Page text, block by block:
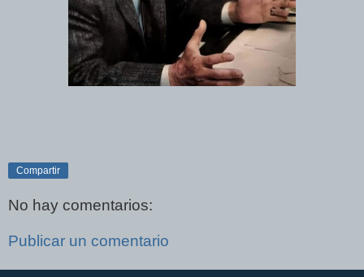
Compartir
No hay comentarios:
Publicar un comentario